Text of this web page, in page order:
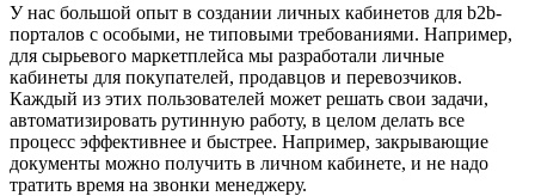
У нас большой опыт в создании личных кабинетов для b2b-
порталов с особыми, не типовыми требованиями. Например,
для сырьевого маркетплейса мы разработали личные
кабинеты для покупателей, продавцов и перевозчиков.
Каждый из этих пользователей может решать свои задачи,
автоматизировать рутинную работу, в целом делать все
процесс эффективнее и быстрее. Например, закрывающие
документы можно получить в личном кабинете, и не надо
тратить время на звонки менеджеру.